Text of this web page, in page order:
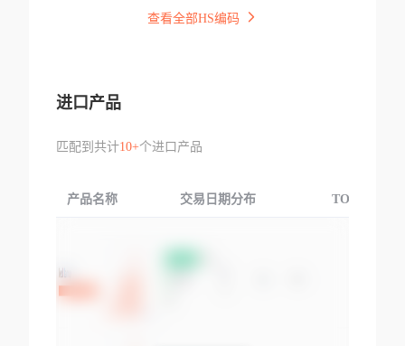
查看全部HS编码
进口产品
匹配到共计10+个进口产品
产品名称 交易日期分布 TOP3交易国